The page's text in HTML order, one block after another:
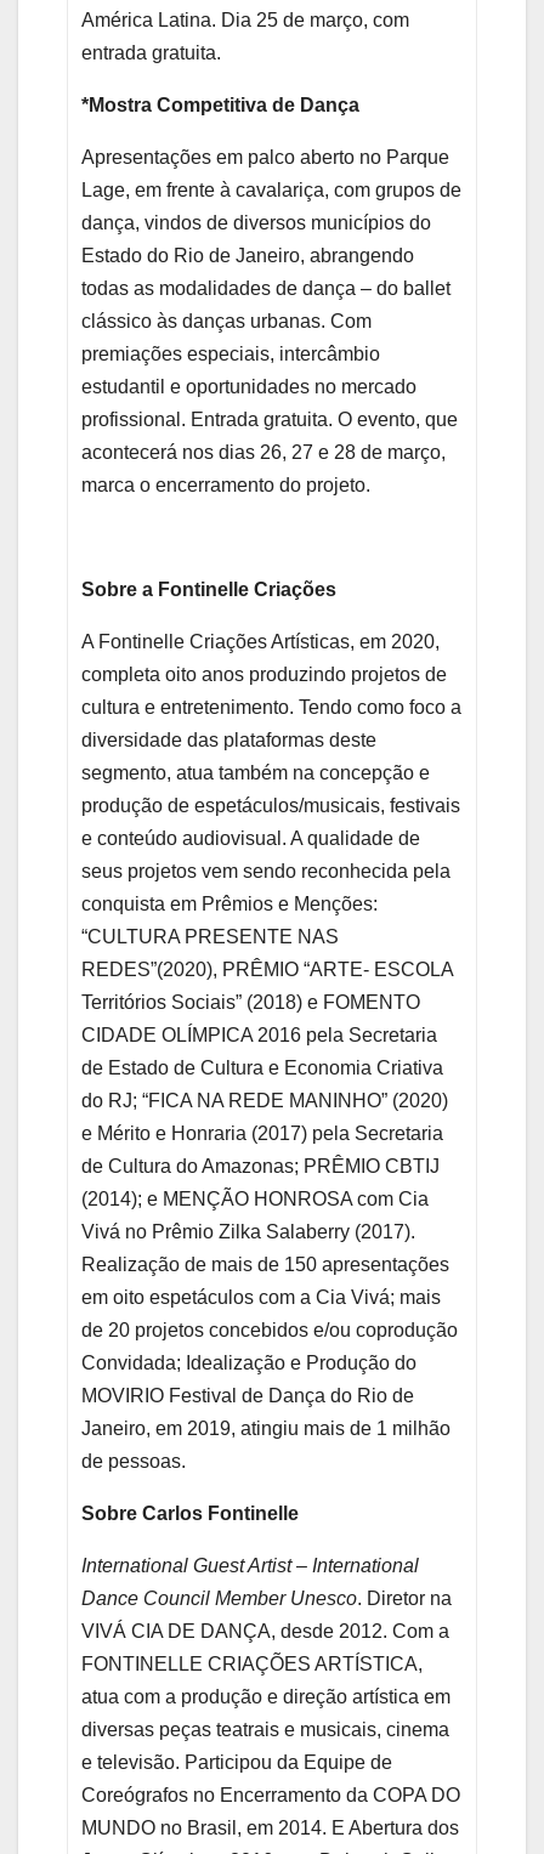
América Latina. Dia 25 de março, com
entrada gratuita.
*Mostra Competitiva de Dança
Apresentações em palco aberto no Parque
Lage, em frente à cavalariça, com grupos de
dança, vindos de diversos municípios do
Estado do Rio de Janeiro, abrangendo
todas as modalidades de dança – do ballet
clássico às danças urbanas. Com
premiações especiais, intercâmbio
estudantil e oportunidades no mercado
profissional. Entrada gratuita. O evento, que
acontecerá nos dias 26, 27 e 28 de março,
marca o encerramento do projeto.
Sobre a Fontinelle Criações
A Fontinelle Criações Artísticas, em 2020,
completa oito anos produzindo projetos de
cultura e entretenimento. Tendo como foco a
diversidade das plataformas deste
segmento, atua também na concepção e
produção de espetáculos/musicais, festivais
e conteúdo audiovisual. A qualidade de
seus projetos vem sendo reconhecida pela
conquista em Prêmios e Menções:
“CULTURA PRESENTE NAS
REDES”(2020), PRÊMIO “ARTE- ESCOLA
Territórios Sociais” (2018) e FOMENTO
CIDADE OLÍMPICA 2016 pela Secretaria
de Estado de Cultura e Economia Criativa
do RJ; “FICA NA REDE MANINHO” (2020)
e Mérito e Honraria (2017) pela Secretaria
de Cultura do Amazonas; PRÊMIO CBTIJ
(2014); e MENÇÃO HONROSA com Cia
Vivá no Prêmio Zilka Salaberry (2017).
Realização de mais de 150 apresentações
em oito espetáculos com a Cia Vivá; mais
de 20 projetos concebidos e/ou coprodução
Convidada; Idealização e Produção do
MOVIRIO Festival de Dança do Rio de
Janeiro, em 2019, atingiu mais de 1 milhão
de pessoas.
Sobre Carlos Fontinelle
International Guest Artist – International
Dance Council Member Unesco. Diretor na
VIVÁ CIA DE DANÇA, desde 2012. Com a
FONTINELLE CRIAÇÕES ARTÍSTICA,
atua com a produção e direção artística em
diversas peças teatrais e musicais, cinema
e televisão. Participou da Equipe de
Coreógrafos no Encerramento da COPA DO
MUNDO no Brasil, em 2014. E Abertura dos